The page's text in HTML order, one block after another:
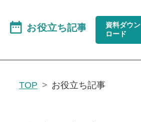
資料ダウン
ロード
TOP お役立ち記事